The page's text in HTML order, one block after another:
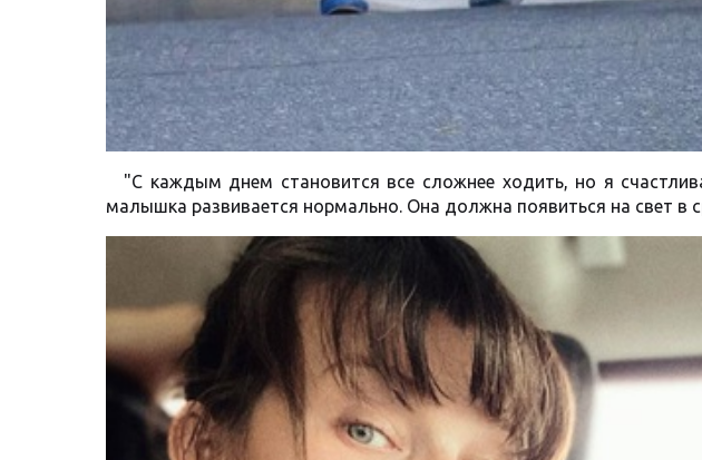
"С каждым днем становится все сложнее ходить, но я
малышка развивается нормально. Она должна появиться на свет в